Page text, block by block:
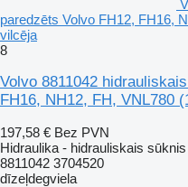
paredzēts Volvo FH12, FH16,
vilcēja
8
Volvo 8811042
FH16, NH12, FH, VNL780
197,58 € Bez PVN
Hidraulika - hidrauliskais sūknis
8811042 3704520
dīzeļdegviela